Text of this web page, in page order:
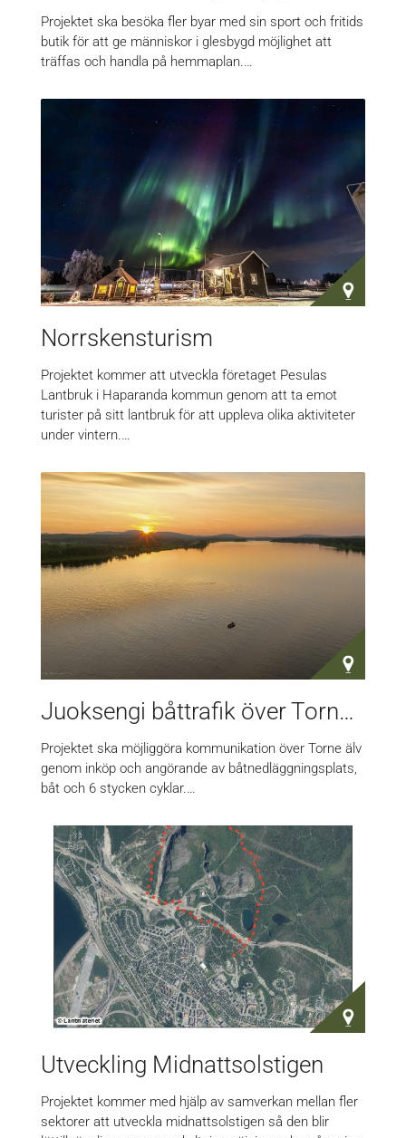
Projektet ska besöka fler byar med sin sport och fritids
butik för att ge människor i glesbygd möjlighet att
träffas och handla på hemmaplan.…
Norrskensturism
Projektet kommer att utveckla företaget Pesulas
Lantbruk i Haparanda kommun genom att ta emot
turister på sitt lantbruk för att uppleva olika aktiviteter
under vintern.…
Juoksengi båttrafik över Torne älv
Projektet ska möjliggöra kommunikation över Torne älv
genom inköp och angörande av båtnedläggningsplats,
båt och 6 stycken cyklar.…
Utveckling Midnattsolstigen
Projektet kommer med hjälp av samverkan mellan fler
sektorer att utveckla midnattsolstigen så den blir